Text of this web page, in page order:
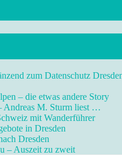
zum Datenschutz
– die etwas andere Story
Andreas M. Sturm liest …
mit Wanderführer
in Dresden
Dresden
– Auszeit zu zweit